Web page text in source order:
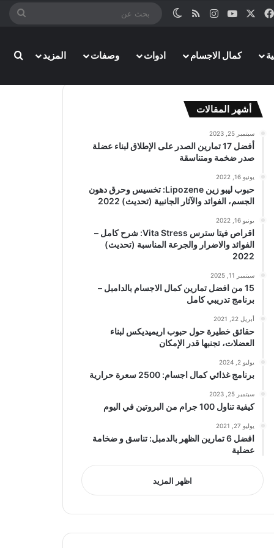
فيسبوك ‫YouTubeانستقرامملخص الموقع RSS
الوضع المظلم
كمال الاجسام ادوات وصفات المزيد
أشهر المقالات
سبتمبر 25, 2023
أفضل 17 تمارين الصدر على الإطلاق لبناء عضلة
صدر ضخمة ومتناسقة
يونيو 16, 2022
حبوب ليبو زين Lipozene: تخسيس وحرق دهون
الجسم، الفوائد والآثار الجانبية (تحديث) 2022
يونيو 16, 2022
اقراص فيتا سترس Vita Stress: شرح كامل –
الفوائد والاضرار والجرعة المناسبة (تحديث)
2022
سبتمبر 11, 2025
15 من افضل تمارين كمال الاجسام بالدامبل –
برنامج تدريبي كامل
أبريل 22, 2021
حقائق خطيرة حول حبوب اريميديكس لبناء
العضلات، تجنبها قدر الإمكان
يوليو 2, 2024
برنامج غذائي كمال اجسام: 2500 سعرة حرارية
سبتمبر 25, 2023
كيفية تناول 100 جرام من البروتين في اليوم
يوليو 27, 2021
افضل 6 تمارين الظهر بالدمبل: تناسق و ضخامة
عضلية
اظهر المزيد